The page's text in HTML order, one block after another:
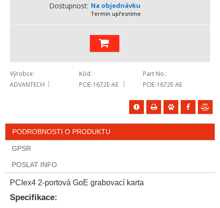
Dostupnost Na objednávku
Termín upřesníme
Výrobce
ADVANTECH
Kód
PCIE-1672E-AE
Part No.
PCIE-1672E-AE
PODROBNOSTI O PRODUKTU
GPSR
POSLAT INFO
PCIex4 2-portová GoE grabovací karta
Specifikace: